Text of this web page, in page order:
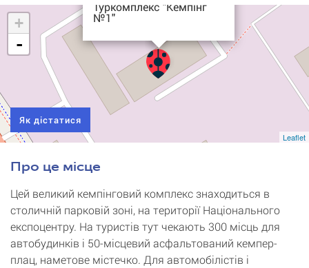
Туркомплекс "Кемпінг
№1"
+
-
Leaflet
Як дістатися
Про це місце
Цей великий кемпінговий комплекс знаходиться в
столичній парковій зоні, на території Національного
експоцентру. На туристів тут чекають 300 місць для
автобудинків і 50-місцевий асфальтований кемпер-
плац, наметове містечко. Для автомобілістів і